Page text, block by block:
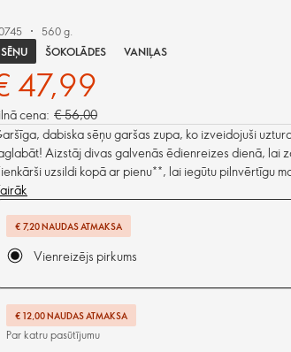
560 g.
SĒŅU
ŠOKOLĀDES VANIĻAS
47,99
cena: € 56,00
dabiska sēņu garšas zupa, ko izveidojuši
Aizstāj divas galvenās ēdienreizes dienā, lai
uzsildi kopā ar pienu**, lai iegūtu pilnvērtīgu
€ 7,20 NAUDAS ATMAKSA
Vienreizējs pirkums
€ 12,00 NAUDAS ATMAKSA
Par katru pasūtījumu